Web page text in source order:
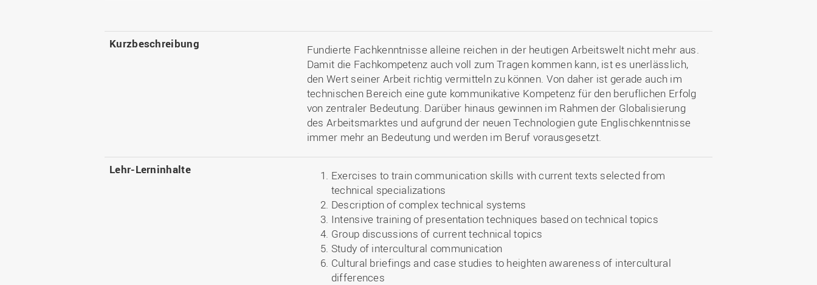
Kurzbeschreibung
Fundierte Fachkenntnisse alleine reichen in der heutigen Arbeitswelt nicht mehr aus.
Damit die Fachkompetenz auch voll zum Tragen kommen kann, ist es unerlässlich,
den Wert seiner Arbeit richtig vermitteln zu können. Von daher ist gerade auch im
technischen Bereich eine gute kommunikative Kompetenz für den beruflichen Erfolg
von zentraler Bedeutung. Darüber hinaus gewinnen im Rahmen der Globalisierung
des Arbeitsmarktes und aufgrund der neuen Technologien gute Englischkenntnisse
immer mehr an Bedeutung und werden im Beruf vorausgesetzt.
Lehr-Lerninhalte
Exercises to train communication skills with current texts selected from
technical specializations
Description of complex technical systems
Intensive training of presentation techniques based on technical topics
Group discussions of current technical topics
Study of intercultural communication
Cultural briefings and case studies to heighten awareness of intercultural
differences